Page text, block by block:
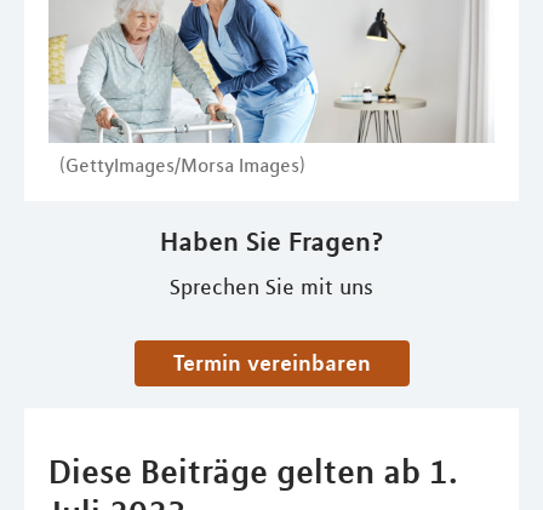
(GettyImages/Morsa Images)
Haben Sie Fragen?
Sprechen Sie mit uns
Termin vereinbaren
Diese Beiträge gelten ab 1.